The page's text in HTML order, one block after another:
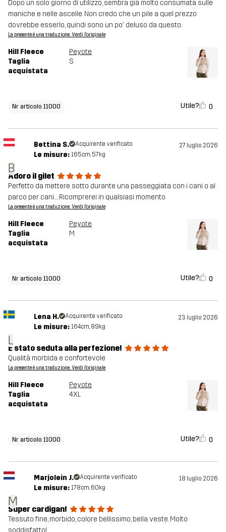
Dopo un solo giorno di utilizzo, sembra già molto consumata sulle
maniche e nelle ascelle. Non credo che un pile a quel prezzo
dovrebbe esserlo, quindi sono un po' deluso da questo.
La presente è una traduzione. Verdi l'originale
Hill Fleece
Peyote
Taglia
acquistata
S
Nr articolo 11000 Utile? 0
B
Bettina S. Acquirente verificato 27 luglio 2026
Le misure: 165cm, 57kg
Adoro il gilet
Perfetto da mettere sotto durante una passeggiata con i cani o al
parco per cani.... Ricomprerei in qualsiasi momento
La presente è una traduzione. Verdi l'originale
Hill Fleece
Peyote
Taglia
acquistata
M
Nr articolo 11000 Utile? 0
L
Lena H. Acquirente verificato 23 luglio 2026
Le misure: 164cm, 89kg
È stato seduta alla perfezione!
Qualità morbida e confortevole
La presente è una traduzione. Verdi l'originale
Hill Fleece
Peyote
Taglia
acquistata
4XL
Nr articolo 11000 Utile? 0
M
Marjolein J. Acquirente verificato 18 luglio 2026
Le misure: 178cm, 60kg
Super cardigan!
Tessuto fine, morbido, colore bellissimo, bella veste. Molto
soddisfatto!